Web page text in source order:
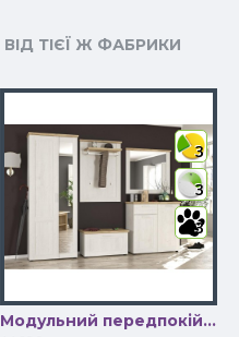
ВІД ТІЄЇ Ж ФАБРИКИ
3
3
3
Модульний передпокій Лора Мебель Сервіс